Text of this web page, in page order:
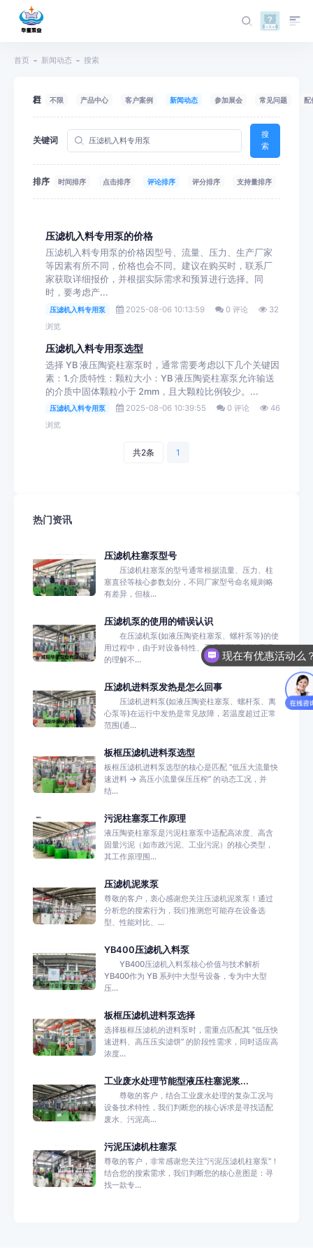
首页 新闻动态 搜索
栏目 不限 产品中心 客户案例 新闻动态 参加展会 常见问题 配
关键词
搜
索
排序 时间排序 点击排序 评论排序 评分排序 支持量排序
压滤机入料专用泵的价格
压滤机入料专用泵的价格因型号、流量、压力、生产厂家
等因素有所不同，价格也会不同。建议在购买时，联系厂
家获取详细报价，并根据实际需求和预算进行选择。同
时，要考虑产...
压滤机入料专用泵 2025-08-06 10:13:59 0 评论
32
浏览
压滤机入料专用泵选型
选择 YB 液压陶瓷柱塞泵时，通常需要考虑以下几个关键因
素：1.介质特性：颗粒大小：YB 液压陶瓷柱塞泵允许输送
的介质中固体颗粒小于 2mm，且大颗粒比例较少。...
压滤机入料专用泵 2025-08-06 10:39:55 0 评论
46
浏览
共2条 1
热门资讯
压滤机柱塞泵型号
压滤机柱塞泵的型号通常根据流量、压力、柱
塞直径等核心参数划分，不同厂家型号命名规则略
有差异，但核...
压滤机泵的使用的错误认识
在压滤机泵(如液压陶瓷柱塞泵、螺杆泵等)的使
用过程中，由于对设备特性、工况匹配及过滤原理
的理解不...
压滤机进料泵发热是怎么回事
压滤机进料泵(如液压陶瓷柱塞泵、螺杆泵、离
心泵等)在运行中发热是常见故障，若温度超过正常
范围(通...
板框压滤机进料泵选型
板框压滤机进料泵选型的核心是匹配 “低压大流量快
速进料 → 高压小流量保压压榨” 的动态工况，并
结...
污泥柱塞泵工作原理
液压陶瓷柱塞泵是污泥柱塞泵中适配高浓度、高含
固量污泥（如市政污泥、工业污泥）的核心类型，
其工作原理围...
压滤机泥浆泵
尊敬的客户，衷心感谢您关注压滤机泥浆泵！通过
分析您的搜索行为，我们推测您可能存在设备选
型、性能对比、...
YB400压滤机入料泵
YB400压滤机入料泵核心价值与技术解析
YB400作为 YB 系列中大型号设备，专为中大型
压...
板框压滤机进料泵选择
选择板框压滤机的进料泵时，需重点匹配其 “低压快
速进料、高压压实滤饼” 的阶段性需求，同时适应高
浓度...
工业废水处理节能型液压柱塞泥浆...
尊敬的客户，结合工业废水处理的复杂工况与
设备技术特性，我们判断您的核心诉求是寻找适配
废水、污泥高...
污泥压滤机柱塞泵
尊敬的客户，非常感谢您关注“污泥压滤机柱塞泵”！
结合您的搜索需求，我们判断您的核心意图是：寻
找一款专...
现在有优惠活动么